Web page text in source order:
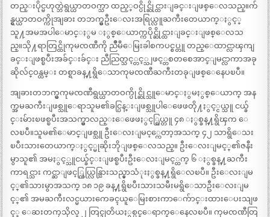
တည္းပိုင္မဟုတ္ဘဲရွယ္ယာတဝက္သာ ထည့္ဝင္ပိုင္ဆိုင္ထားျခင္းျဖစ္ေလသည္။က်
န္ရွယ္ယာတဝက္ကိုအျခား တဘက္မွဦးေလးအရြယ္လူႀကီးတေယာက္ႏွင့္
သူ႔အမအပါေမာင္ႏွမ ႏွစ္ေယာက္ကပိုင္ဆိုင္ထားျခင္းျဖစ္ေလသ
ည္။သို႔ရာတြင္ထိုကုမၸဏီကို ညိဳမီေမြးခါစကပင္စပ္တူ တည္ေထာင္လာၾကျ
ခင္းျဖစ္ၿပီးအခ်င္းခ်င္း ညီညြတ္သင့္တင့္သျဖင့္တစတစေအာင္ျမင္လာကာအခု
ဆိုလ်င္ဝန္ထမ္း တစ္ရာခန္႔ရွိေသာကုမၸဏီႀကီးတခုျဖစ္ေနေပၿပီ။
အျခားတဘက္မွကုမၸဏီရွယ္ယာတဝက္ပိုင္ဆိုင္သူေမာင္ႏွမႏွစ္ေယာက္ အန
က္အမႀကီးျဖစ္သူေရာသူမ၏ခင္ပြန္းျဖစ္သူပါေဖေဖတို႔ႏွင့္ငယ္သူ ငယ္ခ်
င္းမ်ားၿဖစ္ၿပီးအသက္မွာလည္းေဖေဖႏွင့္ရြယ္တူ ၄၈ ႏွစ္ခန္႔ရွိၾက ေ
လၿပီ။သူမ၏ေမာင္ျဖစ္သူ ဦးေလးျမင့္ကေတာ့အသက္ ၄၂ သာရွိေသး
ၿပီးသားတေယာက္ႏွင့္မုဆိုးဘိုျဖစ္ေလသည္။ ဦးေလးျမင့္၏ဇနီး
မွာသူ၏ အမႏွင့္သူငယ္ခ်င္းျဖစ္ၿပီးဦးေလးျမင့္ထက္ ၆ ႏွစ္ခန္႔ႀကီး
ကာရင္သား ကင္ဆာျဖင့္ကြယ္လြန္သြားသည္မွာသံုးႏွစ္ခန္႔ရွိေလၿပီ။ ဦးေလးျမ
င့္၏သားမွာအသက္ ၁၈ ၁၉ ခန္႔ရွိၿပီးသားသမီးမရွိေသာဦးေလးျမ
င့္၏ အမႀကီးလင္မယားကေခၚယူေမြးစားကာေက်ာင္းထားေပးသျဖ
င့္ ေဆးတကၠသိုလ္ ၂ တြင္ဒုတိယႏွစ္ပင္ေရာက္ေနေလၿပီ။ ကုမၸဏီတြ